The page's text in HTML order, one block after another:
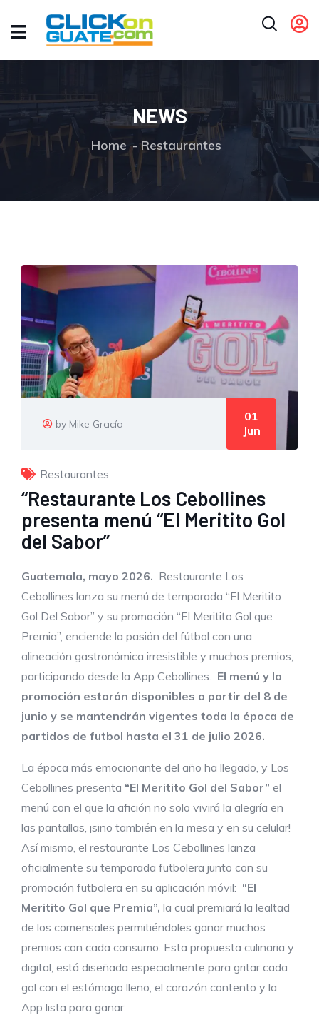
NEWS
Home Restaurantes
by Mike Gracía
01
Jun
Restaurantes
“Restaurante Los Cebollines
presenta menú “El Meritito Gol
del Sabor”
Guatemala, mayo 2026. Restaurante Los
Cebollines lanza su menú de temporada “El Meritito
Gol Del Sabor” y su promoción “El Meritito Gol que
Premia”, enciende la pasión del fútbol con una
alineación gastronómica irresistible y muchos premios,
participando desde la App Cebollines. El menú y la
promoción estarán disponibles a partir del 8 de
junio y se mantendrán vigentes toda la época de
partidos de futbol hasta el 31 de julio 2026.
La época más emocionante del año ha llegado, y Los
Cebollines presenta “El Meritito Gol del Sabor” el
menú con el que la afición no solo vivirá la alegría en
las pantallas, ¡sino también en la mesa y en su celular!
Así mismo, el restaurante Los Cebollines lanza
oficialmente su temporada futbolera junto con su
promoción futbolera en su aplicación móvil: “El
Meritito Gol que Premia”, la cual premiará la lealtad
de los comensales permitiéndoles ganar muchos
premios con cada consumo. Esta propuesta culinaria y
digital, está diseñada especialmente para gritar cada
gol con el estómago lleno, el corazón contento y la
App lista para ganar.